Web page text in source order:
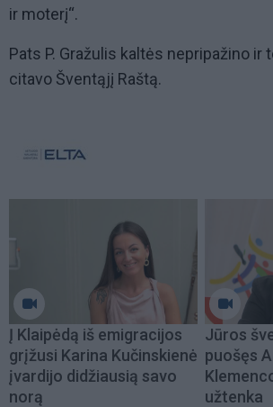
ir moterį“.
Pats P. Gražulis kaltės nepripažino ir
citavo Šventąjį Raštą.
Į Klaipėdą iš emigracijos
grįžusi Karina Kučinskienė
įvardijo didžiausią savo
norą
Jūros
puošęs
užtenka